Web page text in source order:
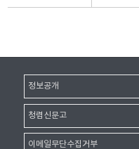
정보공개
청렴신문고
이메일무단수집거부